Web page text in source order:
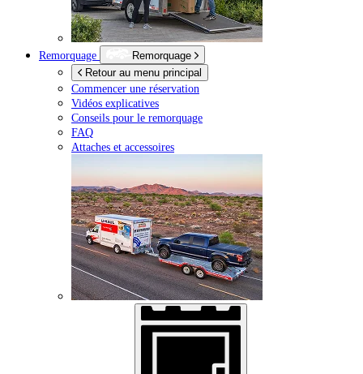
Remorquage
Remorquage
Retour au menu principal
Commencer une réservation
Vidéos explicatives
Conseils pour le remorquage
FAQ
Attaches et accessoires